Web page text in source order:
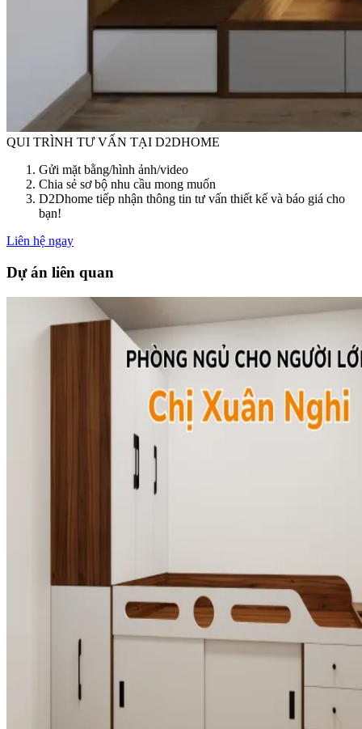
QUI TRÌNH TƯ VẤN TẠI D2DHOME
Gửi mặt bằng/hình ảnh/video
Chia sẻ sơ bộ nhu cầu mong muốn
D2Dhome tiếp nhận thông tin tư vấn thiết kế và báo giá cho
bạn!
Liên hệ ngay
Dự án liên quan